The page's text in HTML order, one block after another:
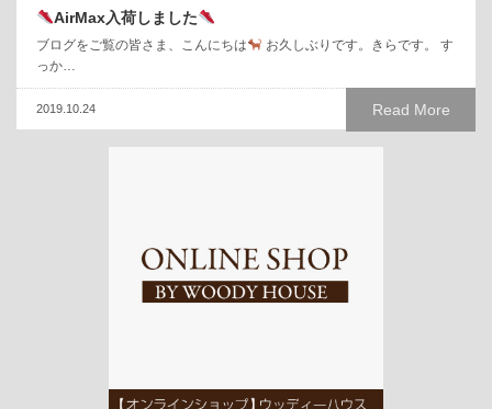
AirMax入荷しました
ブログをご覧の皆さま、こんにちは
お久しぶりです。きらです。 す
っか…
Read More
2019.10.24